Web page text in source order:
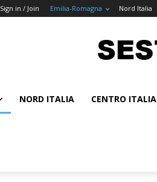
Sign in / Join Emilia-Romagna Nord Italia
NORD ITALIA CENTRO ITALIA